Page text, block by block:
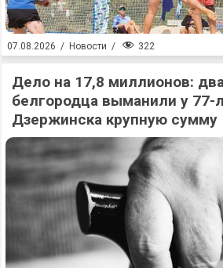
07.08.2026 / Новости / 322
Дело на 17,8 миллионов:
белгородца выманили у 77-
Дзержинска крупную сумму